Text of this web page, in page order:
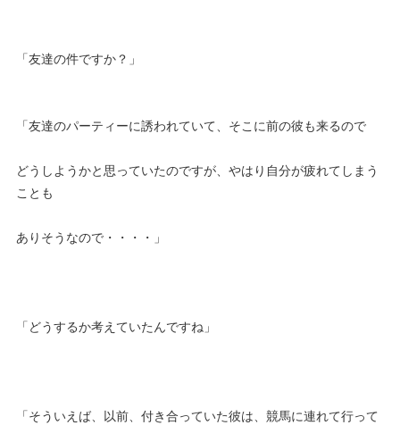
「友達の件ですか？」
「友達のパーティーに誘われていて、そこに前の彼も来るので
どうしようかと思っていたのですが、やはり自分が疲れてしまう
ことも
ありそうなので・・・・」
「どうするか考えていたんですね」
「そういえば、以前、付き合っていた彼は、競馬に連れて行って